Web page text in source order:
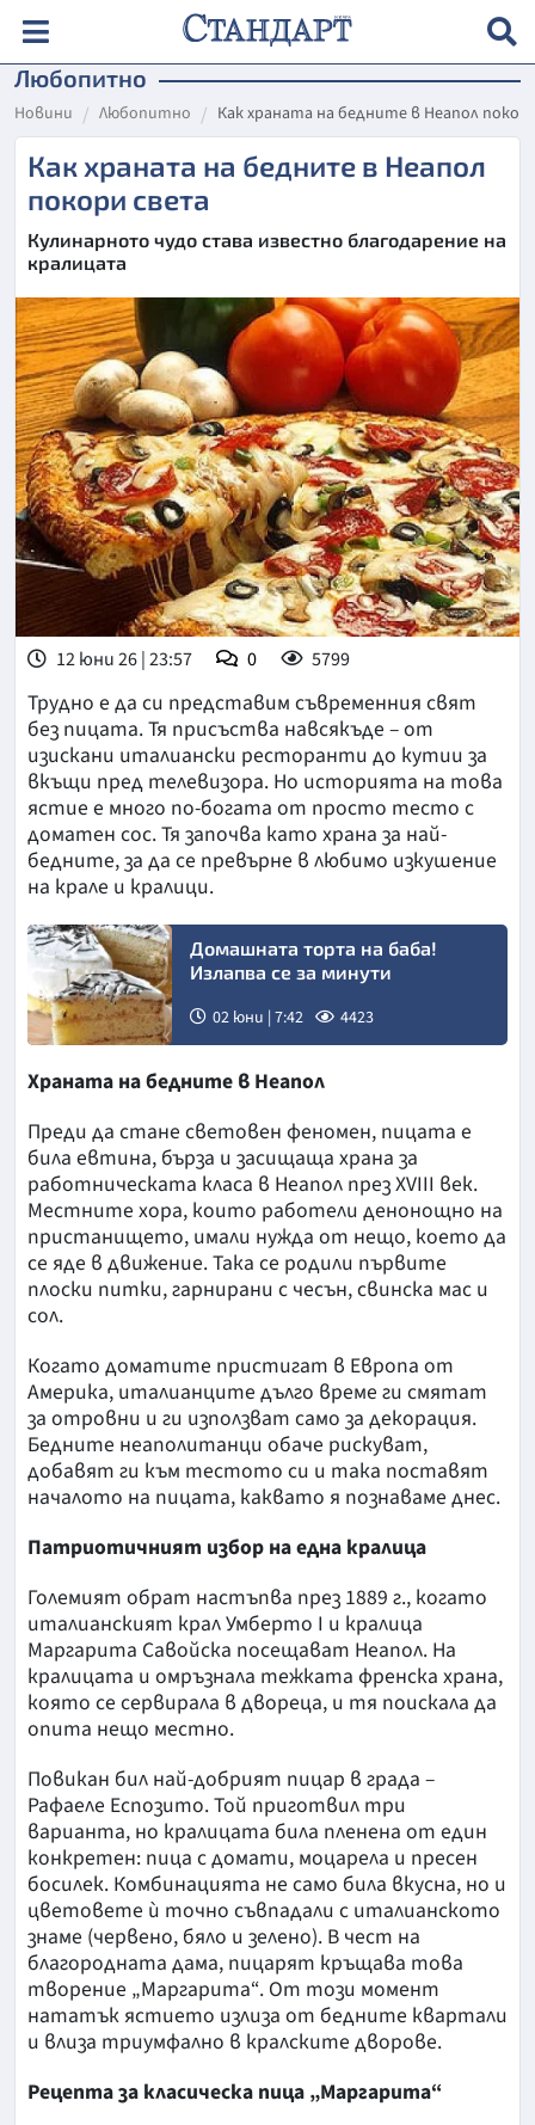
Любопитно
Новини Любопитно Как храната на бедните в Неапол
Как храната на бедните в Неапол
покори света
Кулинарното чудо става известно благодарение на
кралицата
12 юни 26 | 23:57 0 5799
Трудно е да си представим съвременния свят
без пицата. Тя присъства навсякъде – от
изискани италиански ресторанти до кутии за
вкъщи пред телевизора. Но историята на това
ястие е много по-богата от просто тесто с
доматен сос. Тя започва като храна за най-
бедните, за да се превърне в любимо изкушение
на крале и кралици.
Домашната торта на баба!
Излапва се за минути
02 юни | 7:42 4423
Храната на бедните в Неапол
Преди да стане световен феномен, пицата е
била евтина, бърза и засищаща храна за
работническата класа в Неапол през XVIII век.
Местните хора, които работели денонощно на
пристанището, имали нужда от нещо, което да
се яде в движение. Така се родили първите
плоски питки, гарнирани с чесън, свинска мас и
сол.
Когато доматите пристигат в Европа от
Америка, италианците дълго време ги смятат
за отровни и ги използват само за декорация.
Бедните неаполитанци обаче рискуват,
добавят ги към тестото си и така поставят
началото на пицата, каквато я познаваме днес.
Патриотичният избор на една кралица
Големият обрат настъпва през 1889 г., когато
италианският крал Умберто I и кралица
Маргарита Савойска посещават Неапол. На
кралицата и омръзнала тежката френска храна,
която се сервирала в двореца, и тя поискала да
опита нещо местно.
Повикан бил най-добрият пицар в града –
Рафаеле Еспозито. Той приготвил три
варианта, но кралицата била пленена от един
конкретен: пица с домати, моцарела и пресен
босилек. Комбинацията не само била вкусна, но и
цветовете ѝ точно съвпадали с италианското
знаме (червено, бяло и зелено). В чест на
благородната дама, пицарят кръщава това
творение „Маргарита“. От този момент
нататък ястието излиза от бедните квартали
и влиза триумфално в кралските дворове.
Рецепта за класическа пица „Маргарита“